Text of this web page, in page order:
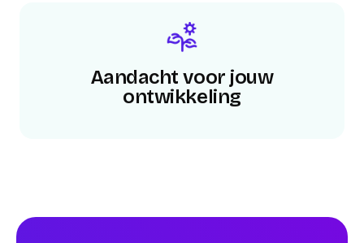
Aandacht voor jouw
ontwikkeling